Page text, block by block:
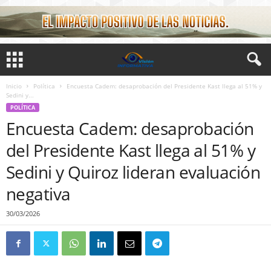
Inicio Política
Encuesta Cadem: desaprobación del Presidente Kast llega al 51% y
Sedini y...
POLÍTICA
Encuesta Cadem: desaprobación
del Presidente Kast llega al 51% y
Sedini y Quiroz lideran evaluación
negativa
30/03/2026